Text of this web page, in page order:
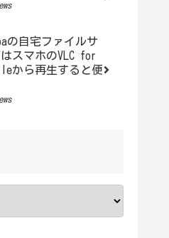
の自宅ファイルサ
スマホのVLC for
から再生すると便